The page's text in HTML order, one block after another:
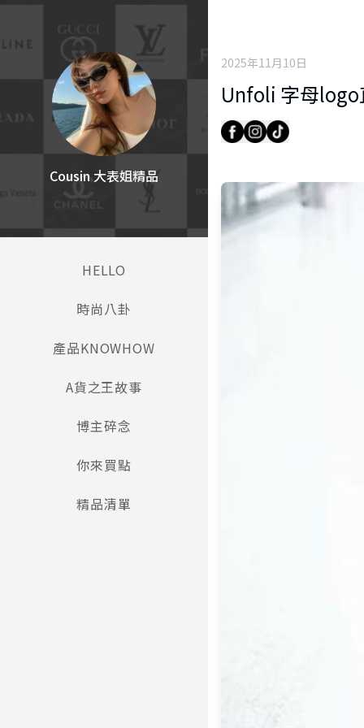
Cousin 大表姐精品
HELLO
時尚八卦
產品KNOWHOW
A貨之王故事
博主碎念
你來買點
精品清單
2025年11月10日
Unfoli 字母logo